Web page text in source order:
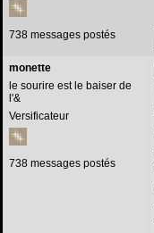
738 messages postés
monette
le sourire est le baiser de
l'&
Versificateur
738 messages postés